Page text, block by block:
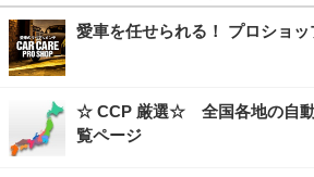
愛車を任せられる！ プロショッ
☆ CCP 厳選☆ 全国各地の自動
覧ページ